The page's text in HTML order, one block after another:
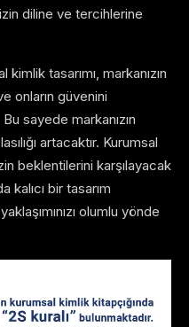
diline ve tercihlerine
tasarımı, markanızın
onların güvenini
sayede markanızın
artacaktır. Kurumsal
beklentilerini karşılayacak
kalıcı bir tasarım
olumlu yönde